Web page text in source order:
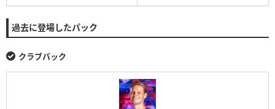
過去に登場したパック
クラブパック